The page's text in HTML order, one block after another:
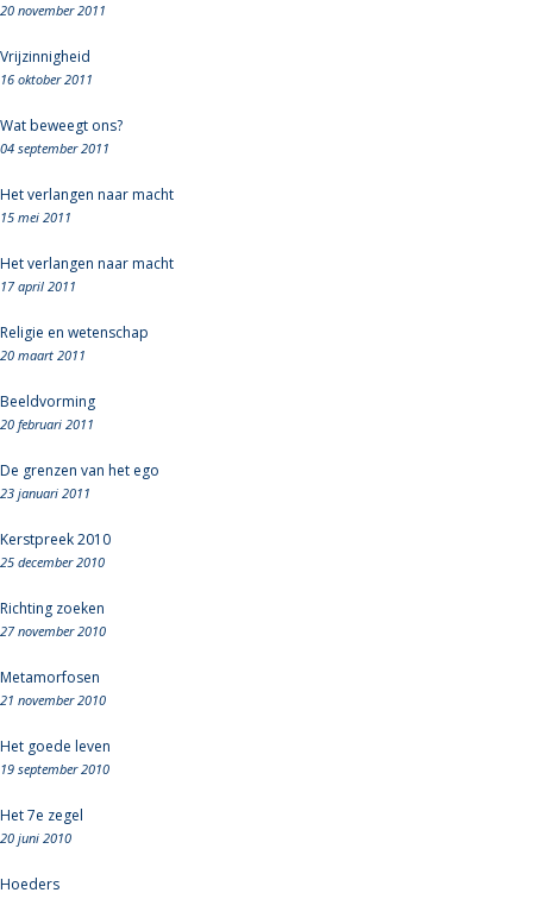
20 november 2011
Vrijzinnigheid
16 oktober 2011
Wat beweegt ons?
04 september 2011
Het verlangen naar macht
15 mei 2011
Het verlangen naar macht
17 april 2011
Religie en wetenschap
20 maart 2011
Beeldvorming
20 februari 2011
De grenzen van het ego
23 januari 2011
Kerstpreek 2010
25 december 2010
Richting zoeken
27 november 2010
Metamorfosen
21 november 2010
Het goede leven
19 september 2010
Het 7e zegel
20 juni 2010
Hoeders